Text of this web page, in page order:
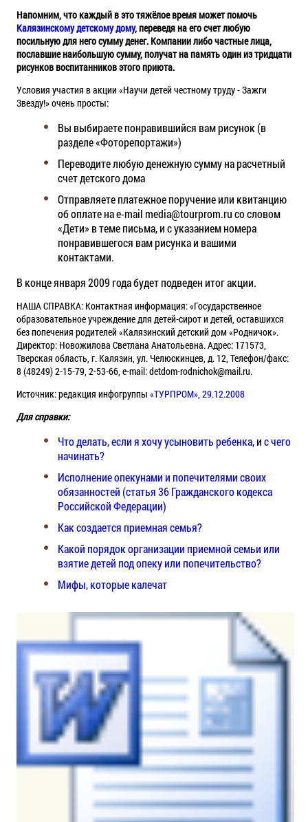
Напомним, что каждый в это тяжёлое время может помочь
Калязинскому детскому дому, переведя на его счет любую
посильную для него сумму денег. Компании либо частные лица,
пославшие наибольшую сумму, получат на память один из тридцати
рисунков воспитанников этого приюта.
Условия участия в акции «Научи детей честному труду - Зажги
Звезду!» очень просты:
Вы выбираете понравившийся вам рисунок (в
разделе «Фоторепортажи»)
Переводите любую денежную сумму на расчетный
счет детского дома
Отправляете платежное поручение или квитанцию
об оплате на e-mail media@tourprom.ru со словом
«Дети» в теме письма, и с указанием номера
понравившегося вам рисунка и вашими
контактами.
В конце января 2009 года будет подведен итог акции.
НАША СПРАВКА: Контактная информация: «Государственное
образовательное учреждение для детей-сирот и детей, оставшихся
без попечения родителей «Калязинский детский дом «Родничок».
Директор: Новожилова Светлана Анатольевна. Адрес: 171573,
Тверская область, г. Калязин, ул. Челюскинцев, д. 12, Телефон/факс:
8 (48249) 2-15-79, 2-53-66, e-mail: detdom-rodnichok@mail.ru.
Источник: редакция инфогруппы «ТУРПРОМ», 29.12.2008
Для справки:
Что делать, если я хочу усыновить ребенка, ис чего
начинать?
Исполнение опекунами и попечителями своих
обязанностей (статья 36 Гражданского кодекса
Российской Федерации)
Как создается приемная семья?
Какой порядок организации приемной семьи или
взятие детей под опеку или попечительство?
Мифы, которые калечат